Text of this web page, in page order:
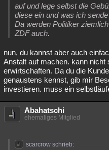
auf und lege selbst die
diese ein und was ich
Da werden Politiker
ZDF auch.
nun, du kannst aber auch
Anstalt auf machen. kann
erwirtschaften. Da du die
genaustens kennst, gib mir
investieren. muss ein
Abahatschi
ehemaliges Mitglied
scarcrow schrieb: